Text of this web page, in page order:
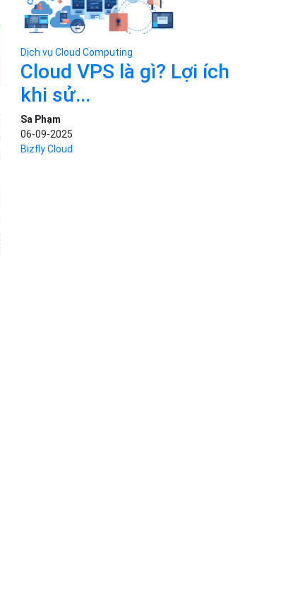
Dịch vụ Cloud Computing
Cloud VPS là gì? Lợi ích
khi sử...
Sa Phạm
06-09-2025
Bizfly Cloud